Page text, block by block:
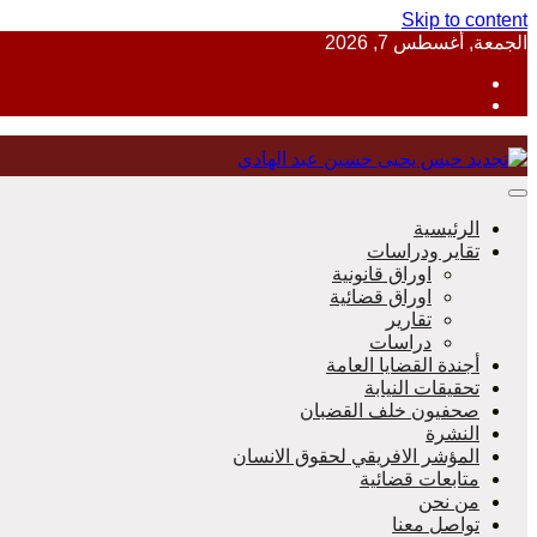
Skip to content
الجمعة, أغسطس 7, 2026
منظمة حقوقية مصرية تدافع عن حقوق الانسان
الرئيسية
تقاير ودراسات
اوراق قانونية
اوراق قضائية
تقارير
دراسات
أجندة القضايا العامة
تحقيقات النيابة
صحفيون خلف القضبان
النشرة
المؤشر الافريقي لحقوق الانسان
متابعات قضائية
من نحن
تواصل معنا